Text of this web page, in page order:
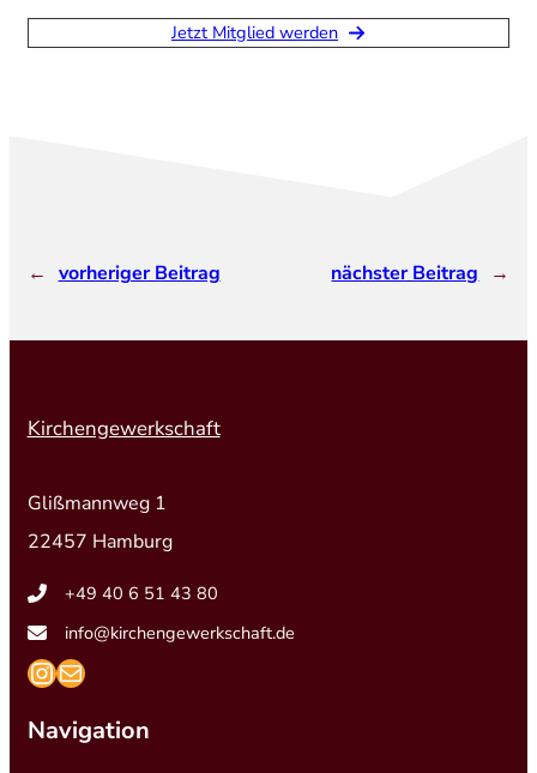
Jetzt Mitglied werden
← vorheriger Beitrag nächster Beitrag →
Kirchengewerkschaft
Glißmannweg 1
22457 Hamburg
+49 40 6 51 43 80
info@kirchengewerkschaft.de
https://www.instagram.com/
mailto:info@kirchengewerkschaft.de
Navigation